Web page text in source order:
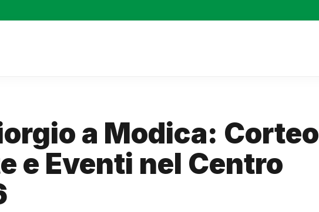
a Modica: Corteo
e Eventi nel Centro